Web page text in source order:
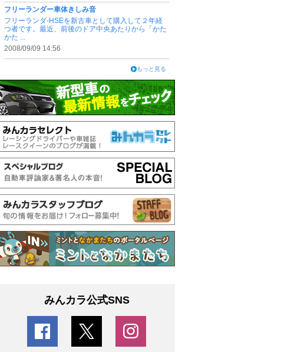
フリーランダー車体きしみ音
フリーランダ-HSEを新古車として購入して２年経
つ者です。最近、前後のドア中央あたりから「かた
かた ...
2008/09/09 14:56
もっと見る
みんカラ公式SNS